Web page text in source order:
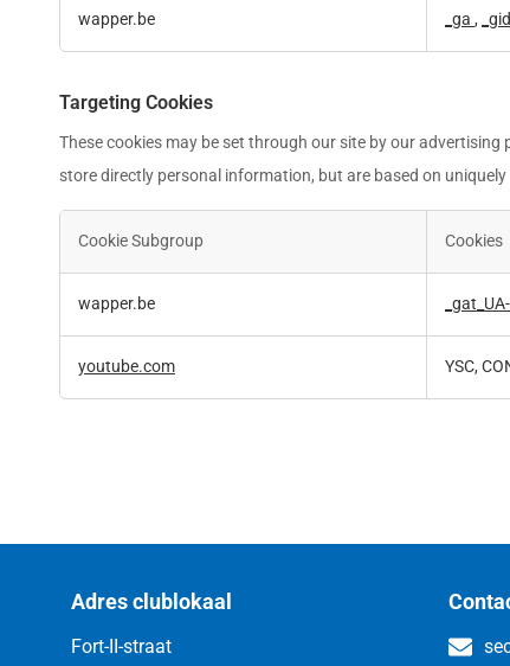
Cookies
wapper.be _ga , _gid
Targeting Cookies
These cookies may be set through our site by our
store directly personal information, but are based on
Cookies
Cookie Subgroup Cookies
wapper.be
youtube.com YSC,
Adres clublokaal
Fort-II-straat